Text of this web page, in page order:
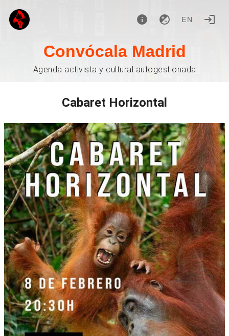
EN
Convócala Madrid
Agenda activista y cultural autogestionada
Cabaret Horizontal